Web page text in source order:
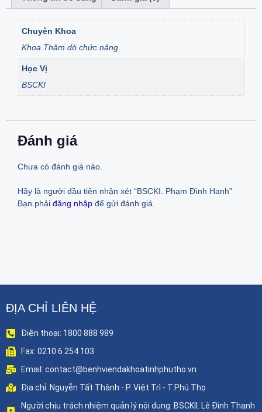
Chuyên Khoa
Khoa Thăm dò chức năng
Học Vị
BSCKI
Đánh giá
Chưa có đánh giá nào.
Hãy là người đầu tiên nhận xét “BSCKI. Phạm Đình Hanh”
Bạn phải đăng nhập để gửi đánh giá.
ĐỊA CHỈ LIÊN HỆ
Điện thoại: 1800 888 989
Fax: 0210 6 254 103
Email: contact@benhviendakhoatinhphutho.vn
Địa chỉ: Nguyễn Tất Thành - P. Việt Trì - T.Phú Thọ
Người chịu trách nhiệm quản lý nội dung: BSCKII. Lê Đình Thanh